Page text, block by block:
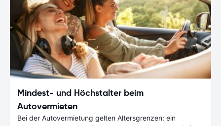
Mindest- und Höchstalter beim
Autovermieten
Bei der Autovermietung gelten Altersgrenzen: ein